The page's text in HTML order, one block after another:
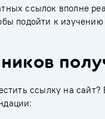
ссылок вполне
подойти к
ссылку на